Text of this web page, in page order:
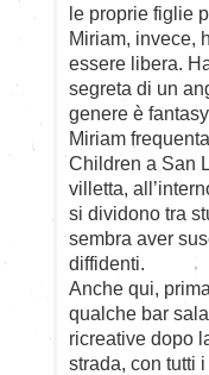
le proprie figlie
Miriam, invece,
essere libera.
segreta di un
genere è
Miriam
Children a San
villetta,
si dividono tra
sembra aver
diffidenti.
Anche qui,
qualche bar
ricreative dopo
strada, con tutti